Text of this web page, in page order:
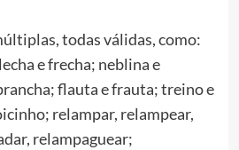
todas válidas, como:
e frecha; neblina e
flauta e frauta; treino e
relampar, relampear,
relampaguear;